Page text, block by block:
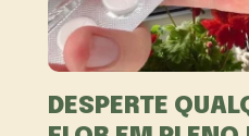
DESPERTE